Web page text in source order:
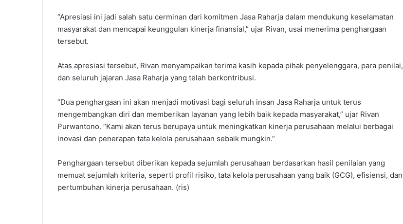
“Apresiasi ini jadi salah satu cerminan dari komitmen Jasa Raharja dalam mendukung keselamatan
masyarakat dan mencapai keunggulan kinerja finansial,” ujar Rivan, usai menerima penghargaan
tersebut.
Atas apresiasi tersebut, Rivan menyampaikan terima kasih kepada pihak penyelenggara, para penilai,
dan seluruh jajaran Jasa Raharja yang telah berkontribusi.
“Dua penghargaan ini akan menjadi motivasi bagi seluruh insan Jasa Raharja untuk terus
mengembangkan diri dan memberikan layanan yang lebih baik kepada masyarakat,” ujar Rivan
Purwantono. “Kami akan terus berupaya untuk meningkatkan kinerja perusahaan melalui berbagai
inovasi dan penerapan tata kelola perusahaan sebaik mungkin.”
Penghargaan tersebut diberikan kepada sejumlah perusahaan berdasarkan hasil penilaian yang
memuat sejumlah kriteria, seperti profil risiko, tata kelola perusahaan yang baik (GCG), efisiensi, dan
pertumbuhan kinerja perusahaan. (ris)